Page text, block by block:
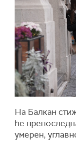
На Балкан
ће
умерен,